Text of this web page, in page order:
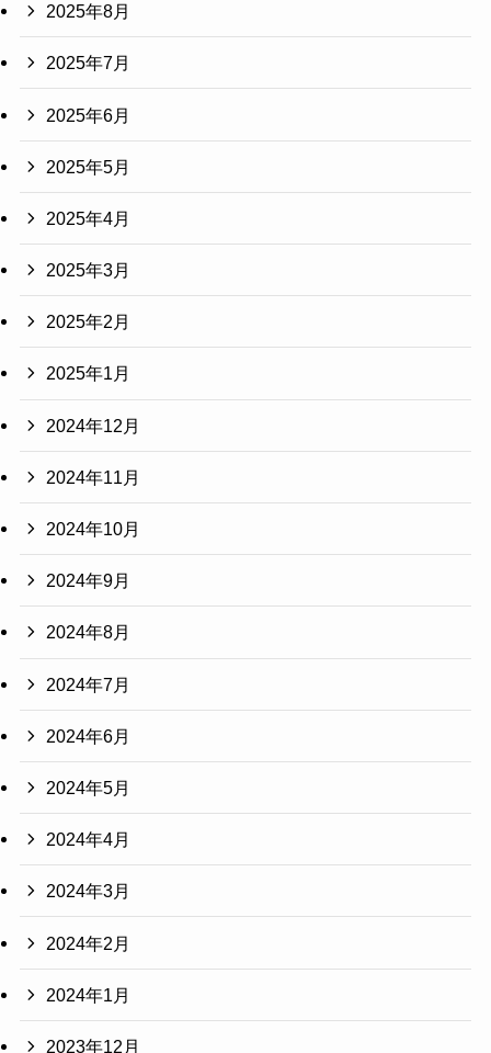
2025年8月
2025年7月
2025年6月
2025年5月
2025年4月
2025年3月
2025年2月
2025年1月
2024年12月
2024年11月
2024年10月
2024年9月
2024年8月
2024年7月
2024年6月
2024年5月
2024年4月
2024年3月
2024年2月
2024年1月
2023年12月